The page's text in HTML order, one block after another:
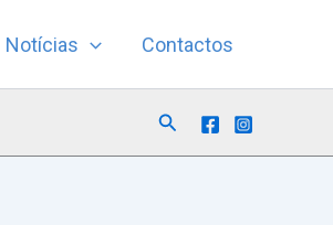
Notícias Contactos
Search